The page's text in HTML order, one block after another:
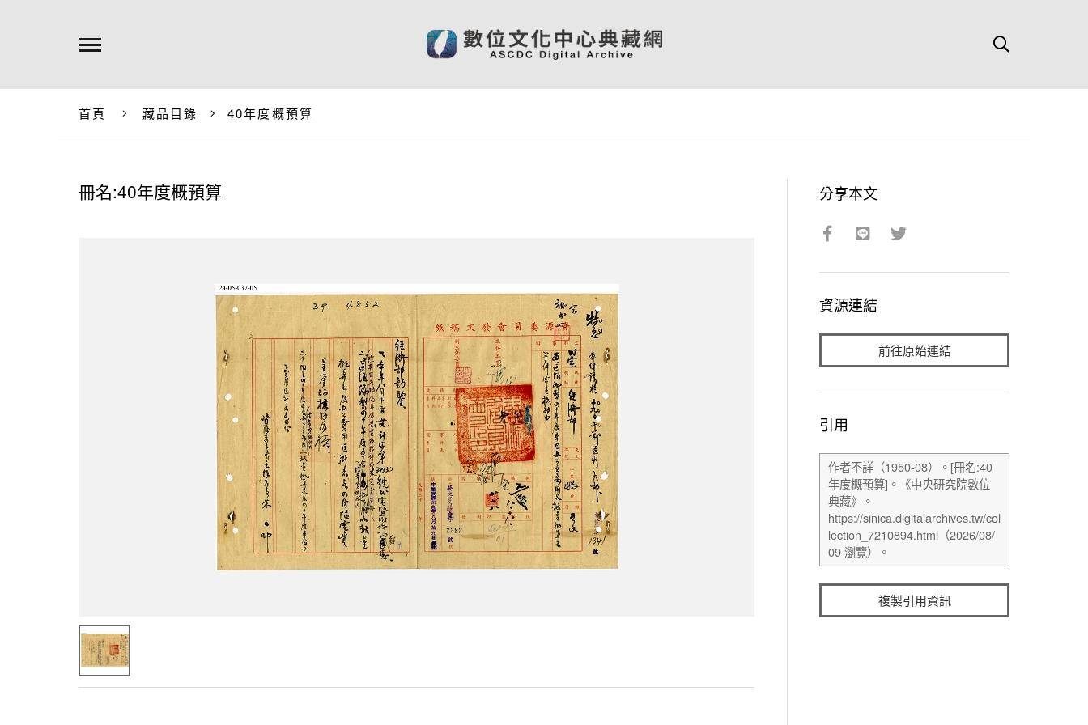
首頁 藏品目錄 40年度概預算
冊名:40年度概預算 分享本文
資源連結
前往原始連結
引用
複製引用資訊